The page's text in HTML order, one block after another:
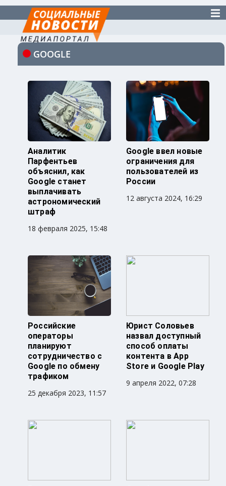
GOOGLE
Аналитик
Парфентьев
объяснил, как
Google станет
выплачивать
астрономический
штраф
18 февраля 2025, 15:48
Google ввел новые
ограничения для
пользователей из
России
12 августа 2024, 16:29
Российские
операторы
планируют
сотрудничество с
Google по обмену
трафиком
25 декабря 2023, 11:57
Юрист Соловьев
назвал доступный
способ оплаты
контента в App
Store и Google Play
9 апреля 2022, 07:28